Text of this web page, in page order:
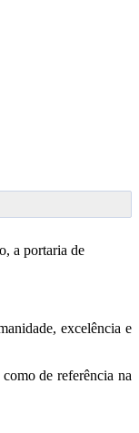
a portaria de
excelência e
de referência na